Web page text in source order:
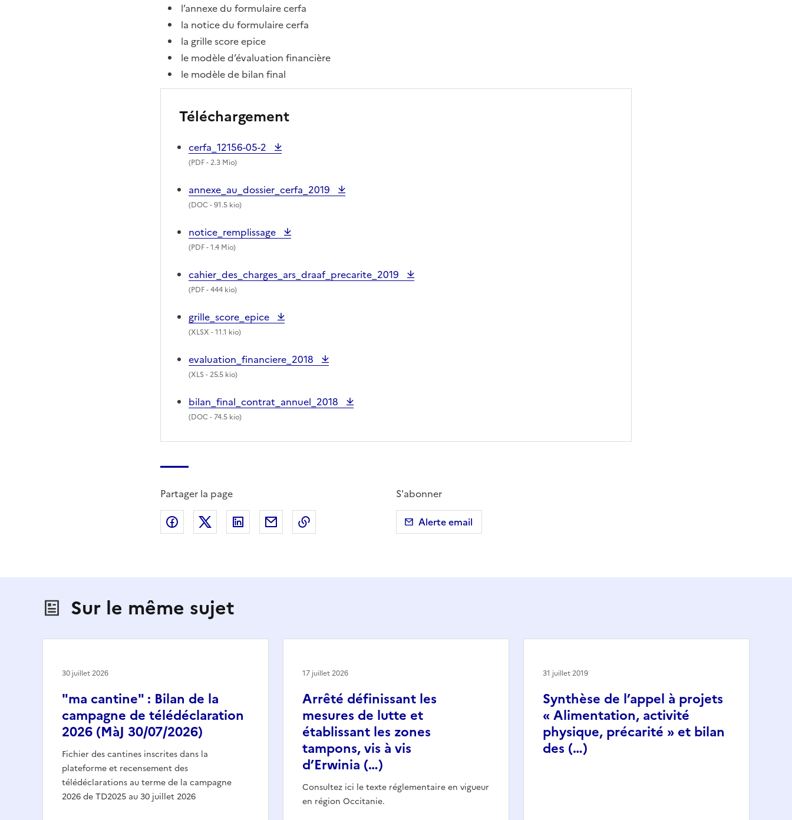
l’annexe du formulaire cerfa
la notice du formulaire cerfa
la grille score epice
le modèle d’évaluation financière
le modèle de bilan final
Téléchargement
cerfa_12156-05-2
(PDF- 2.3 Mio)
annexe_au_dossier_cerfa_2019
(DOC- 91.5 kio)
notice_remplissage
(PDF- 1.4 Mio)
cahier_des_charges_ars_draaf_precarite_2019
(PDF- 444 kio)
grille_score_epice
(XLSX - 11.1 kio)
evaluation_financiere_2018
(XLS - 25.5 kio)
bilan_final_contrat_annuel_2018
(DOC- 74.5 kio)
Partager la page
Partager sur Facebook
Partager sur X (anciennement Twitter)
Partager sur LinkedIn
Partager par emailCopier dans le presse-papier
S'abonner
Alerte email
Sur le même sujet
"ma cantine" : Bilan de la
campagne de télédéclaration
2026 (MàJ 30/07/2026)
Fichier des cantines inscrites dans la
plateforme et recensement des
télédéclarations au terme de la campagne
2026 de TD2025 au 30 juillet 2026
30 juillet 2026
Arrêté définissant les
mesures de lutte et
établissant les zones
tampons, vis à vis
d’Erwinia (…)
Consultez ici le texte réglementaire en vigueur
en région Occitanie.
17 juillet 2026
Synthèse de l’appel à projets
« Alimentation, activité
physique, précarité » et bilan
des (…)
31 juillet 2019